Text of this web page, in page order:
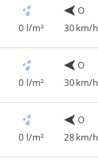
0 l/m²
O
30 km/h
0 l/m²
O
30 km/h
0 l/m²
O
28 km/h